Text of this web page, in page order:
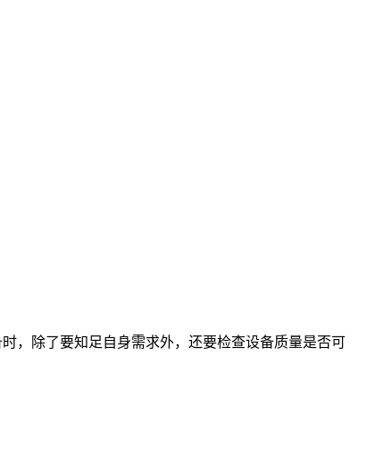
，除了要知足自身需求外，还要检查设备质量是否可